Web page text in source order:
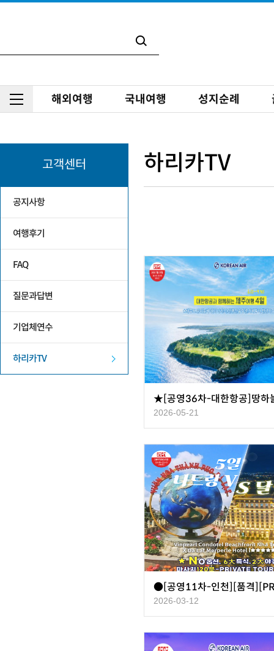
해외여행 국내여행 성지순례
고객센터
공지사항
여행후기
FAQ
질문과답변
기업체연수
하리카TV
하리카TV
2026-05-21
2026-03-12